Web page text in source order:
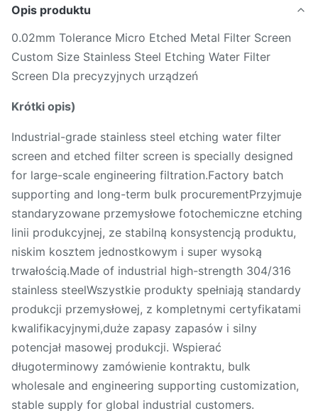
Opis produktu
0.02mm Tolerance Micro Etched Metal Filter Screen
Custom Size Stainless Steel Etching Water Filter
Screen Dla precyzyjnych urządzeń
Krótki opis)
Industrial-grade stainless steel etching water filter
screen and etched filter screen is specially designed
for large-scale engineering filtration.Factory batch
supporting and long-term bulk procurementPrzyjmuje
standaryzowane przemysłowe fotochemiczne etching
linii produkcyjnej, ze stabilną konsystencją produktu,
niskim kosztem jednostkowym i super wysoką
trwałością.Made of industrial high-strength 304/316
stainless steelWszystkie produkty spełniają standardy
produkcji przemysłowej, z kompletnymi certyfikatami
kwalifikacyjnymi,duże zapasy zapasów i silny
potencjał masowej produkcji. Wspierać
długoterminowy zamówienie kontraktu, bulk
wholesale and engineering supporting customization,
stable supply for global industrial customers.